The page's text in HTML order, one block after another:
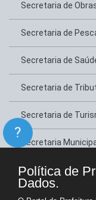
?
Secretaria de
Secretaria de
Secretaria de
Secretaria de
Secretaria de
Secretaria
Secretário de
Política de
Dados.